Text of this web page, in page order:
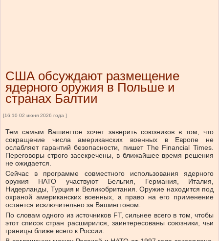
США обсуждают размещение
ядерного оружия в Польше и
странах Балтии
[16:10 02 июня 2026 года ]
Тем самым Вашингтон хочет заверить союзников в том, что
сокращение числа американских военных в Европе не
ослабляет гарантий безопасности, пишет The Financial Times.
Переговоры строго засекречены, в ближайшее время решения
не ожидается.
Сейчас в программе совместного использования ядерного
оружия НАТО участвуют Бельгия, Германия, Италия,
Нидерланды, Турция и Великобритания. Оружие находится под
охраной американских военных, а право на его применение
остается исключительно за Вашингтоном.
По словам одного из источников FT, сильнее всего в том, чтобы
этот список стран расширился, заинтересованы союзники, чьи
границы ближе всего к России.